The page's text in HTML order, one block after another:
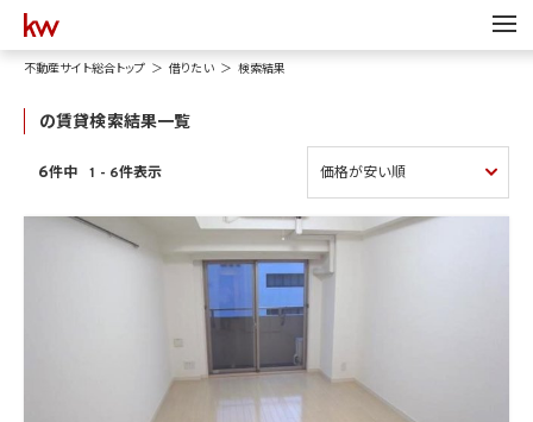
不動産サイト総合トップ 借りたい 検索結果
の賃貸検索結果一覧
6件中 1 - 6件表示